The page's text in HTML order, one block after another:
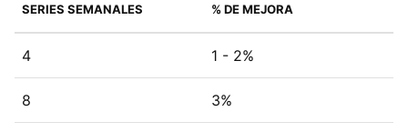
SERIES SEMANALES % DE MEJORA
4 1 - 2%
8 3%